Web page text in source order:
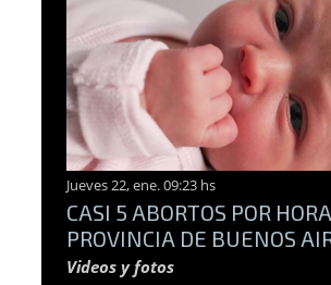
Jueves 22, ene. 09:23 hs
CASI 5 ABORTOS POR
PROVINCIA DE BUENOS
Videos y fotos